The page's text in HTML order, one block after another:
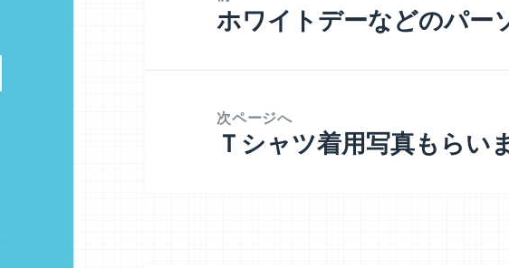
前
ホワイトデーなどのパー
次ページへ
次
Ｔシャツ着用写真もらい